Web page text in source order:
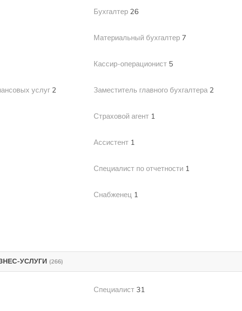
Бухгалтер 26
Материальный бухгалтер 7
Кассир-операционист 5
услуг 2 Заместитель главного бухгалтера 2
Страховой агент 1
Ассистент 1
Специалист по отчетности 1
Снабженец 1
УСЛУГИ (266)
Специалист 31